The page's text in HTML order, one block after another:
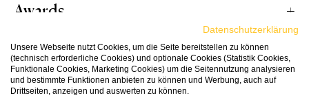
Schon im Duft entfaltet der Brunello ein
opulentes Bouquet: Reife Kirschen und
Himbeeren vermischen sich mit floralen Noten
von Veilchen, gefolgt von komplexen Anklängen
von Wildkräutern, Tabak und einem Hauch
Awards
92
Wine in
Black
Passt Zu
Datenschutzerklärung
Unsere Webseite nutzt Cookies, um die Seite bereitstellen zu können
(technisch erforderliche Cookies) und optionale Cookies (Statistik Cookies,
Funktionale Cookies, Marketing Cookies) um die Seitennutzung analysieren
und bestimmte Funktionen anbieten zu können und Werbung, auch auf
Drittseiten, anzeigen und auswerten zu können.